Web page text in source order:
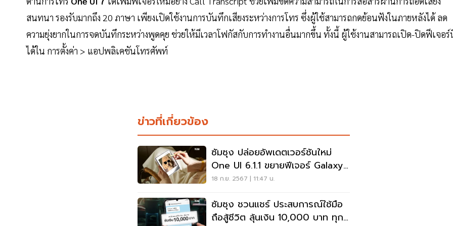
สนทนา รองรับมากถึง 20 ภาษา เพียงเปิดใช้งานการบันทึกเสียงระหว่างการโทร ซึ่งผู้ใช้สามารถกดย้อนฟังในภายหลังได้ ลด
ความยุ่งยากในการจดบันทึกระหว่างพูดคุย ช่วยให้มีเวลาโฟกัสกับการทำงานอื่นมากขึ้น ทั้งนี้ ผู้ใช้งานสามารถเปิด-ปิดฟีเจอ
ได้ใน การตั้งค่า > แอปพลิเคชันโทรศัพท์
ข่าวที่เกี่ยวข้อง
ซัมซุง ปล่อยอัพเดตเวอร์ชันใหม่
One UI 6.1.1 ขยายฟีเจอร์ Galaxy
AI
18 ก.ย. 2567 | 11:47 น.
ซัมซุง ชวนแชร์ ประสบการณ์ใช้มือ
ถือสู้ชีวิต ลุ้นเงิน 10,000 บาท ทุก